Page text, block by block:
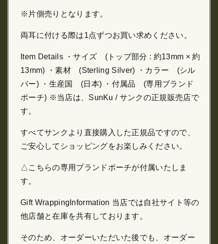
※片側売りとなります。
両耳に付ける際は1点ずつお買い求めください。
Item Details ・サイズ (トップ部分 : 約13mm × 約
13mm) ・素材 (Sterling Silver) ・カラー (シル
バー) ・生産国 (日本) ・付属品 (専用ブランド
ポーチ) ※当店は、SunKu / サンクの正規販売店で
す。
すべてサンクより直接購入した正規品ですので、
ご安心してショッピングをお楽しみください。
△こちらの専用ブランドポーチが付属いたしま
す。
Gift WrappingInformation 当店では自社サイト等の
他店舗と在庫を共有しております。
そのため、オーダーいただいた後でも、オーダー